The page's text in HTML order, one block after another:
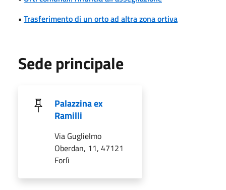
• Trasferimento di un orto ad altra zona ortiva
Sede principale
Palazzina ex
Ramilli
Via Guglielmo
Oberdan, 11, 47121
Forlì